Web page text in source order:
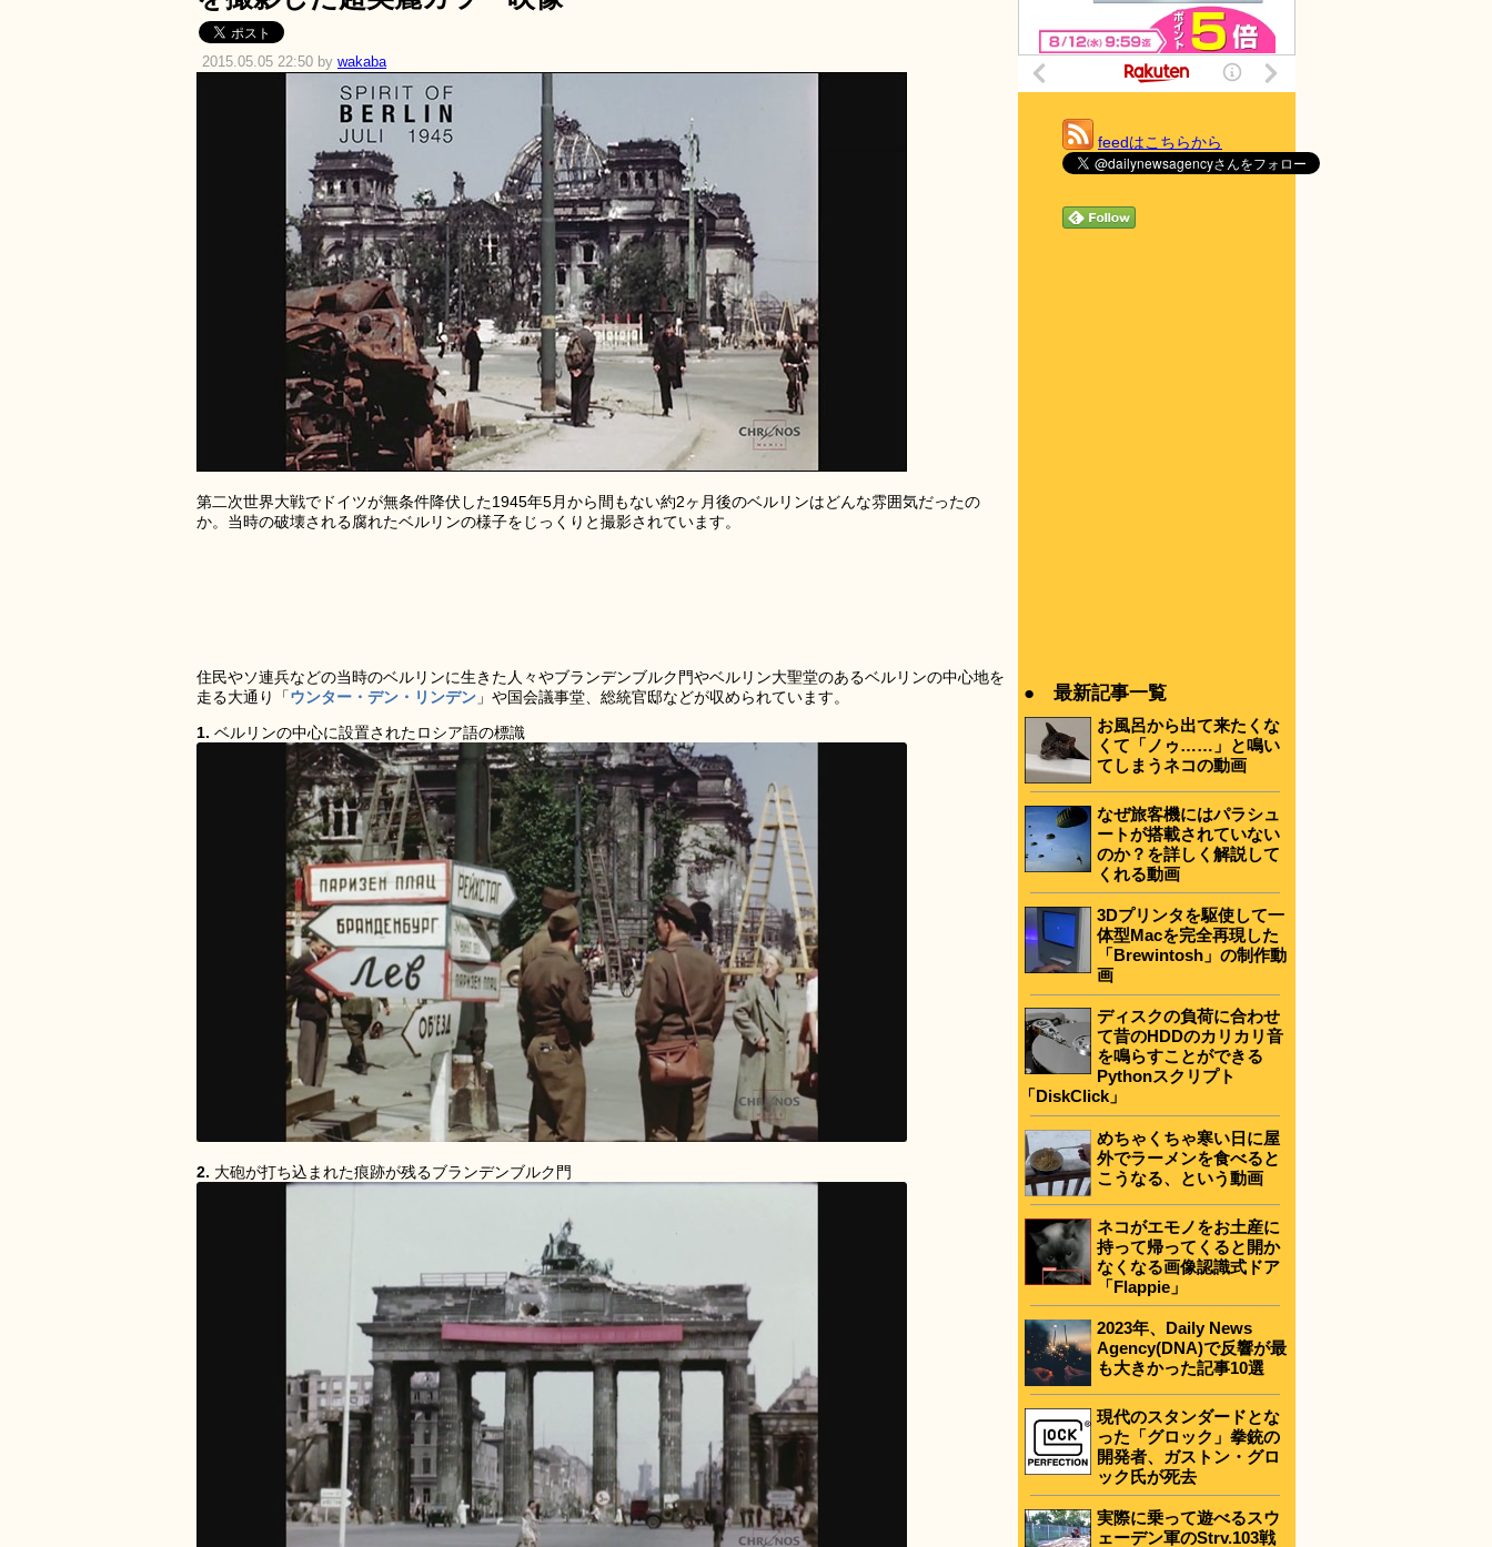
2015.05.05 22:50 by wakaba
第二次世界大戦でドイツが無条件降伏した1945年5月から間もない約2ヶ月後のベルリンはどんな雰囲気だったの
か。当時の破壊される腐れたベルリンの様子をじっくりと撮影されています。
住民やソ連兵などの当時のベルリンに生きた人々やブランデンブルク門やベルリン大聖堂のあるベルリンの中心地を
走る大通り「ウンター・デン・リンデン 」や国会議事堂、総統官邸などが収められています。
1. ベルリンの中心に設置されたロシア語の標識
2. 大砲が打ち込まれた痕跡が残るブランデンブルク門
feedはこちらから
● 最新記事一覧
お風呂から出て来たくな
くて「ノゥ……」と鳴い
てしまうネコの動画
なぜ旅客機にはパラシュ
ートが搭載されていない
のか？を詳しく解説して
くれる動画
3Dプリンタを駆使して一
体型Macを完全再現した
「Brewintosh」の制作動
画
ディスクの負荷に合わせ
て昔のHDDのカリカリ音
を鳴らすことができる
Pythonスクリプト
「DiskClick」
めちゃくちゃ寒い日に屋
外でラーメンを食べると
こうなる、という動画
ネコがエモノをお土産に
持って帰ってくると開か
なくなる画像認識式ドア
「Flappie」
2023年、Daily News
Agency(DNA)で反響が最
も大きかった記事10選
現代のスタンダードとな
った「グロック」拳銃の
開発者、ガストン・グロ
ック氏が死去
実際に乗って遊べるスウ
ェーデン軍のStrv.103戦